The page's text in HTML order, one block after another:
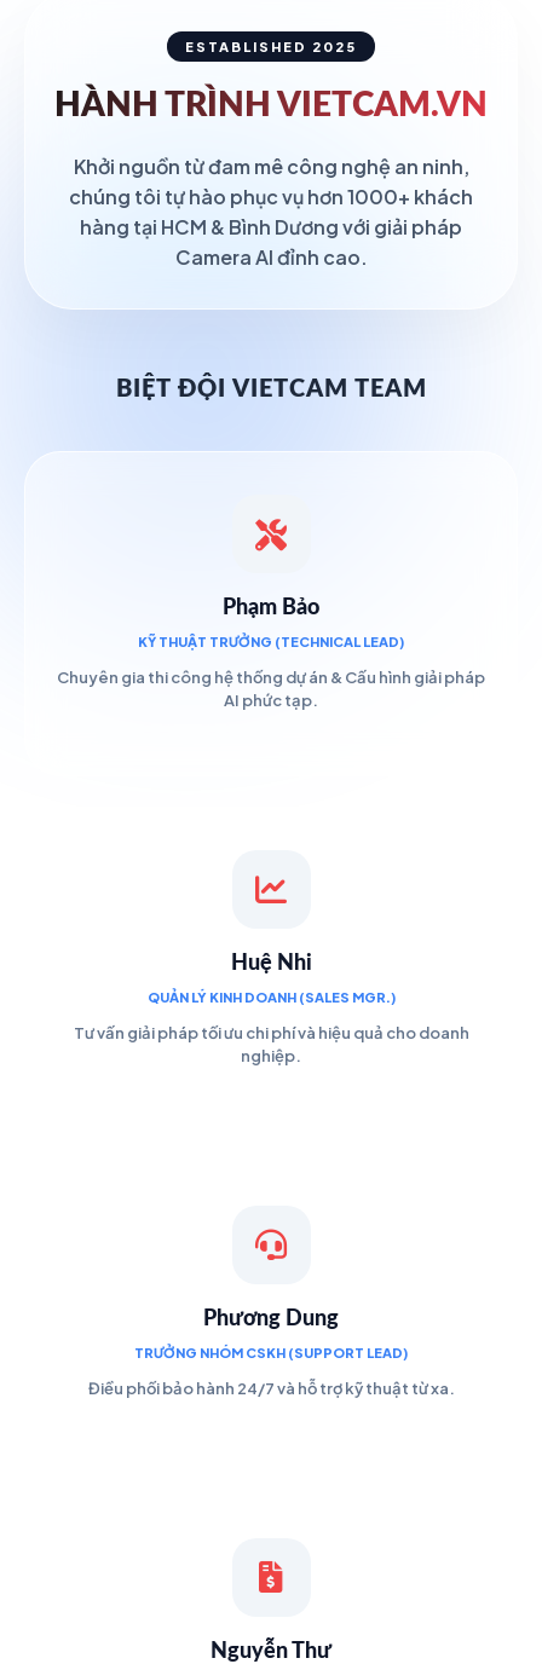
ESTABLISHED 2025
HÀNH TRÌNH VIETCAM.VN
Khởi nguồn từ đam mê công nghệ an ninh,
chúng tôi tự hào phục vụ hơn 1000+ khách
hàng tại HCM & Bình Dương với giải pháp
Camera AI đỉnh cao.
BIỆT ĐỘI VIETCAM TEAM
Phạm Bảo
KỸ THUẬT TRƯỞNG (TECHNICAL LEAD)
Chuyên gia thi công hệ thống dự án & Cấu hình giải pháp
AI phức tạp.
Huệ Nhi
QUẢN LÝ KINH DOANH (SALES MGR.)
Tư vấn giải pháp tối ưu chi phí và hiệu quả cho doanh
nghiệp.
Phương Dung
TRƯỞNG NHÓM CSKH (SUPPORT LEAD)
Điều phối bảo hành 24/7 và hỗ trợ kỹ thuật từ xa.
Nguyễn Thư